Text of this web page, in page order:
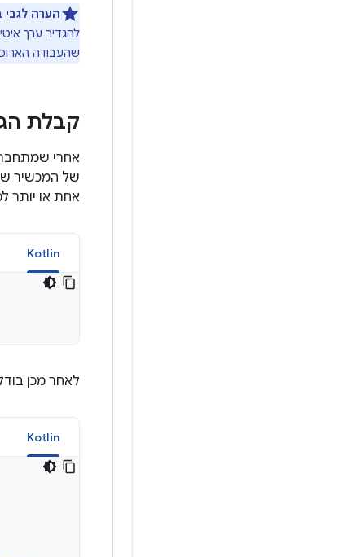
הערה לגבי
להגדיר ערך
שהעבודה
קבלת
של המכשיר
אחת או יותר
Kotlin
לאחר מכן
Kotlin